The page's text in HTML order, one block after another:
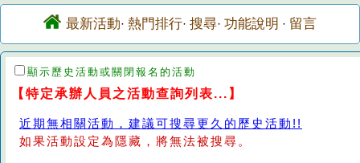
最新活動· 熱門排行· 搜尋· 功能說明 · 留言
顯示歷史活動或關閉報名的活動
【特定承辦人員之活動查詢列表...】
近期無相關活動，建議可搜尋更久的歷史活動!!
如果活動設定為隱藏，將無法被搜尋。